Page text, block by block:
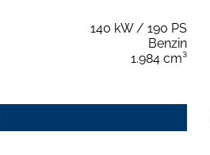
140 kW / 190 PS
Benzin
1.984 cm³